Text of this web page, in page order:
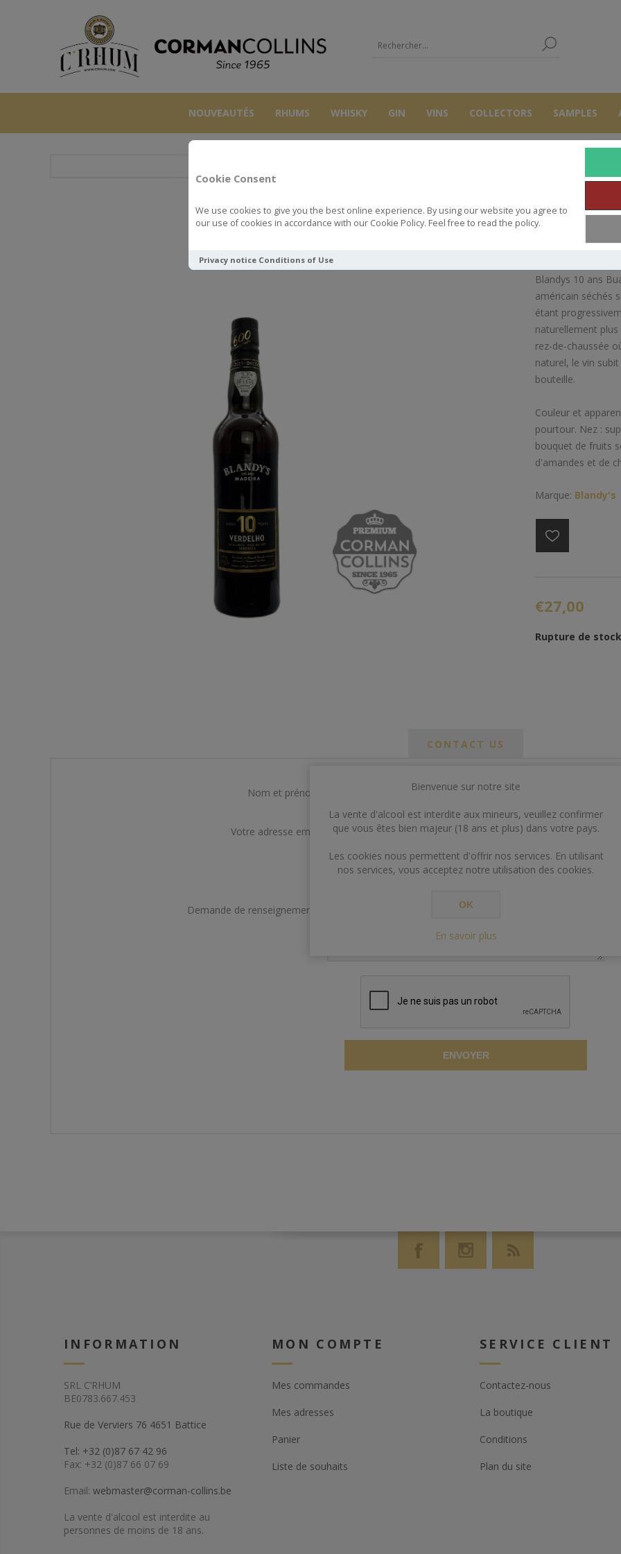
Cookie Consent
We use cookies to give you the best online experience. By using our website you agree to
our use of cookies in accordance with our Cookie Policy. Feel free to read the policy.
Privacy notice Conditions of Use
NOUVEAUTÉS RHUMS WHISKY GIN VINS COLLECTORS SAMPLES
BLANDYS 50 CL 19° BUAL 10 YO
Blandys 10 ans
américain séchés
étant
naturellement
rez-de-chaussée
naturel, le vin
bouteille.
Couleur et
pourtour. Nez :
bouquet de fruits
d'amandes et de
Marque: Blandy's
€27,00
Rupture de stock
CONTACT US
Nom et prénom
Votre adresse email
Demande de renseignements
ENVOYER
INFORMATION
SRL C’RHUM
BE0783.667.453
Rue de Verviers 76 4651 Battice
Tel: +32 (0)87 67 42 96
Fax: +32 (0)87 66 07 69
Email: webmaster@corman-collins.be
La vente d'alcool est interdite au
personnes de moins de 18 ans.
MON COMPTE
Mes commandes
Mes adresses
Panier
Liste de souhaits
SERVICE CLIENT
Contactez-nous
La boutique
Conditions
Plan du site
Bienvenue sur notre site
La vente d'alcool est interdite aux mineurs, veuillez confirmer
que vous êtes bien majeur (18 ans et plus) dans votre pays.
Les cookies nous permettent d'offrir nos services. En utilisant
nos services, vous acceptez notre utilisation des cookies.
OK
En savoir plus